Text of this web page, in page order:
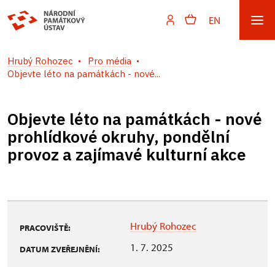
EN
Hrubý Rohozec
Pro média
Objevte léto na památkách - nové...
Objevte léto na památkách - nové
prohlídkové okruhy, pondělní
provoz a zajímavé kulturní akce
PRACOVIŠTĚ: Hrubý Rohozec
DATUM ZVEŘEJNĚNÍ: 1. 7. 2025